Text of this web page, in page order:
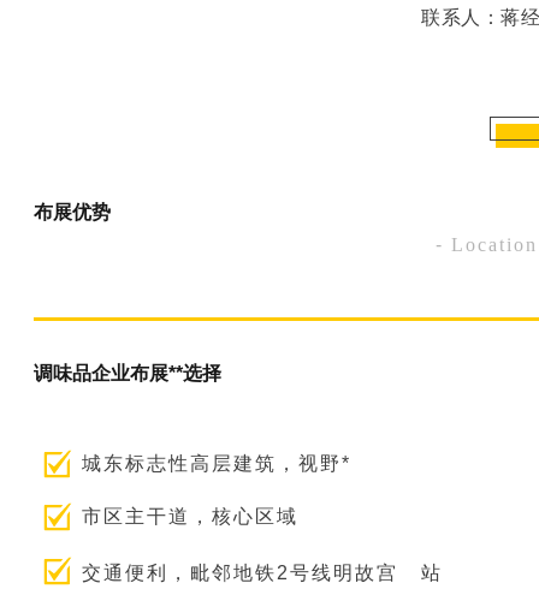
联系人：蒋
布展优势
-
调味品企业布展**选择
城东标志性高层建筑，视野*
市区主干道，核心区域
交通便利，毗邻地铁2号线明故宫 站